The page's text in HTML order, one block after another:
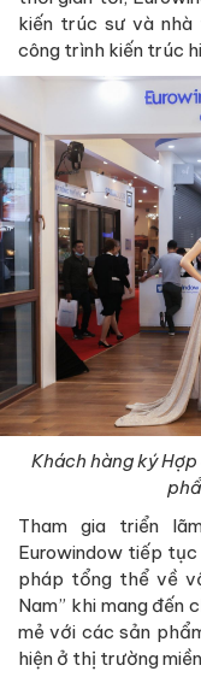
kiến trúc sư và nhà
công trình kiến trúc
Khách hàng ký
Tham gia triển
Eurowindow tiếp
pháp tổng thể về
Nam” khi mang đến
mẻ với các sản
hiện ở thị trường